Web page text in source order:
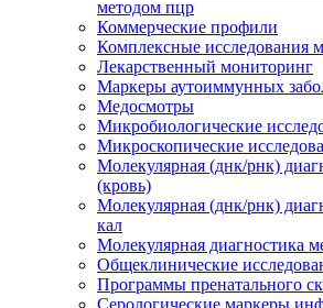
методом пцр
Коммерческие профили
Комплексные исследования
Лекарственный мониторинг
Маркеры аутоиммунных
Медосмотры
Микробиологические
Микроскопические
Молекулярная (днк/рнк)
(кровь)
Молекулярная (днк/рнк)
кал
Молекулярная диагностика
Общеклинические
Программы пренатального
Серологические маркеры